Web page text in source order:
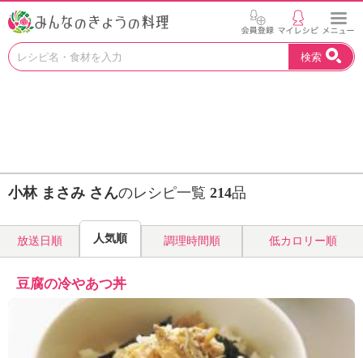
お
見
つ
よ
う
H
K
エ
デ
検索
小林 まさみ さんのレシピ一覧 214品
放送日順 人気順 調理時間順 低カロリー順
豆腐の冷やあつ丼